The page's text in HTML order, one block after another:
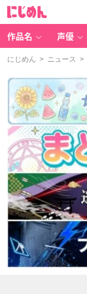
作品名 声優
にじめん > ニュース >